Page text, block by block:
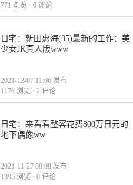
771 浏览 · 0 评论
日宅：新田惠海(35)最新的工作：美
少女JK真人版www
2021-12-07 11:06 发布
1178 浏览 · 2 评论
日宅：来看看整容花费800万日元的
地下偶像ww
2021-11-27 08:08 发布
1395 浏览 · 0 评论